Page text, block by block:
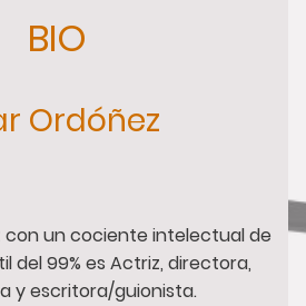
BIO
Ordóñez
un cociente intelectual de
del 99% es Actriz, directora,
y escritora/guionista.